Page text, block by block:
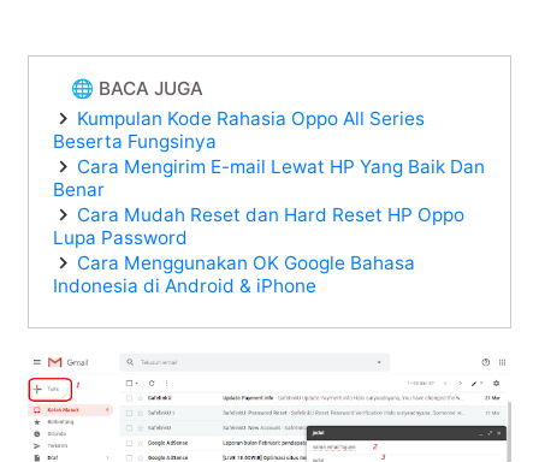
🌐 BACA JUGA
Kumpulan Kode Rahasia Oppo All Series
Beserta Fungsinya
Cara Mengirim E-mail Lewat HP Yang Baik Dan
Benar
Cara Mudah Reset dan Hard Reset HP Oppo
Lupa Password
Cara Menggunakan OK Google Bahasa
Indonesia di Android & iPhone